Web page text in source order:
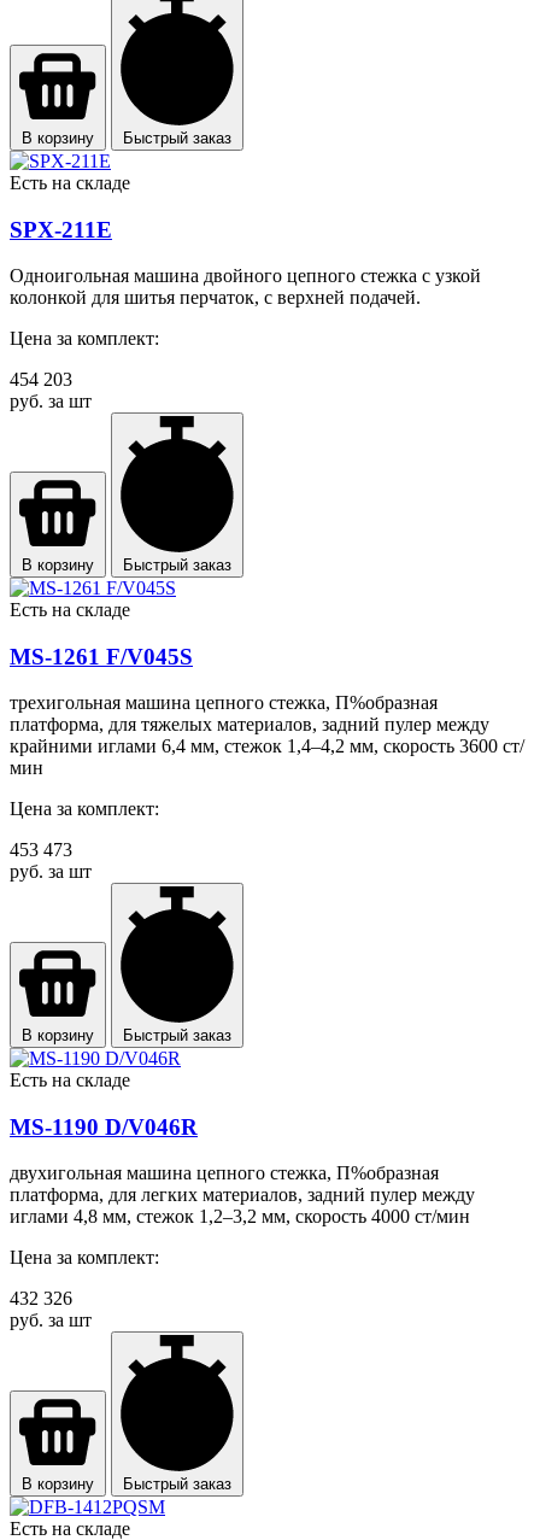
В корзину Быстрый заказ
Есть на складе
SPX-211E
Одноигольная машина двойного цепного стежка с узкой
колонкой для шитья перчаток, с верхней подачей.
Цена за комплект:
454 203
руб. за шт
В корзину Быстрый заказ
Есть на складе
MS-1261 F/V045S
трехигольная машина цепного стежка, П%образная
платформа, для тяжелых материалов, задний пулер между
крайними иглами 6,4 мм, стежок 1,4–4,2 мм, скорость 3600 ст/
мин
Цена за комплект:
453 473
руб. за шт
В корзину Быстрый заказ
Есть на складе
MS-1190 D/V046R
двухигольная машина цепного стежка, П%образная
платформа, для легких материалов, задний пулер между
иглами 4,8 мм, стежок 1,2–3,2 мм, скорость 4000 ст/мин
Цена за комплект:
432 326
руб. за шт
В корзину Быстрый заказ
Есть на складе